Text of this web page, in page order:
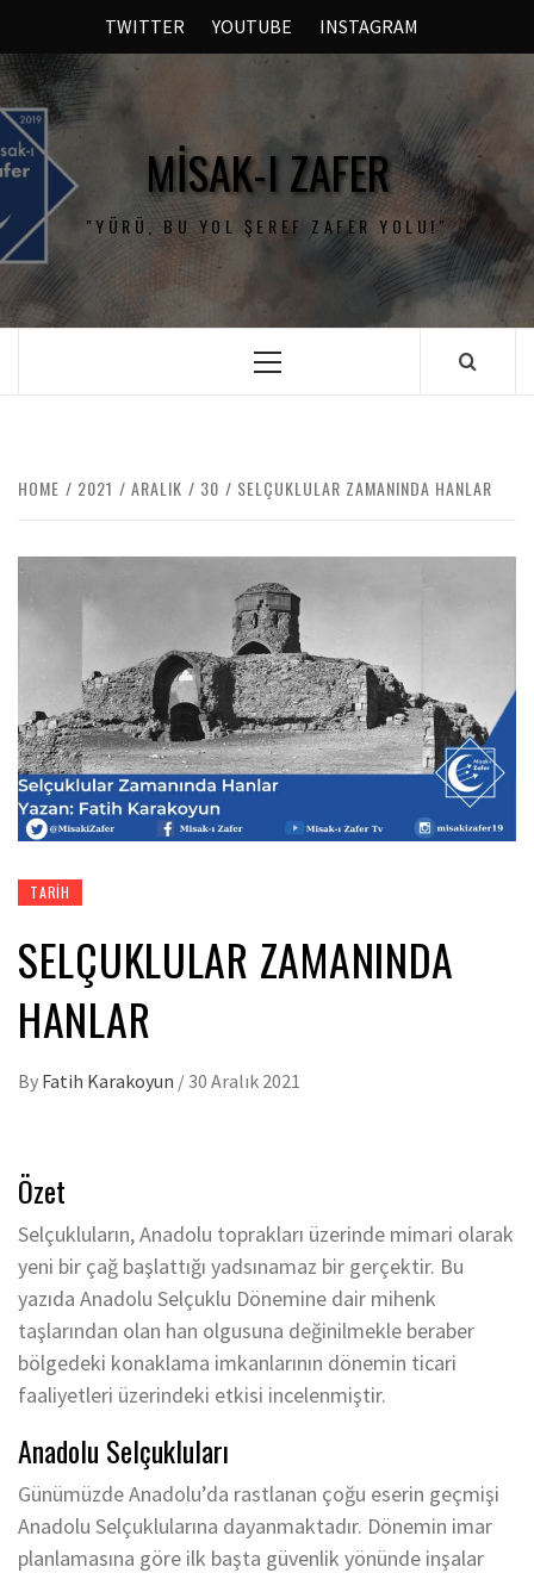
TWITTER YOUTUBE INSTAGRAM
MISAK-I ZAFER
"YÜRÜ, BU YOL ŞEREF ZAFER YOLU!"
HOME 2021 ARALIK 30 SELÇUKLULAR ZAMANINDA HANLAR
TARIH
SELÇUKLULAR ZAMANINDA
HANLAR
By Fatih Karakoyun / 30 Aralık 2021
Özet
Selçukluların, Anadolu toprakları üzerinde mimari olarak
yeni bir çağ başlattığı yadsınamaz bir gerçektir. Bu
yazıda Anadolu Selçuklu Dönemine dair mihenk
taşlarından olan han olgusuna değinilmekle beraber
bölgedeki konaklama imkanlarının dönemin ticari
faaliyetleri üzerindeki etkisi incelenmiştir.
Anadolu Selçukluları
Günümüzde Anadolu’da rastlanan çoğu eserin geçmişi
Anadolu Selçuklularına dayanmaktadır. Dönemin imar
planlamasına göre ilk başta güvenlik yönünde inşalar